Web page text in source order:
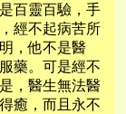
百靈百驗，手
經不起病苦所
，他不是醫
藥。可是經不
，醫生無法醫
癒，而且永不